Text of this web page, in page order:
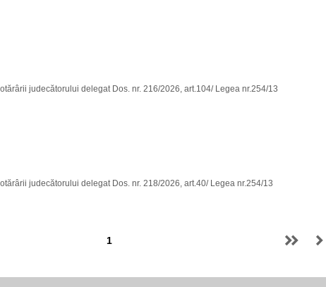
judecătorului delegat Dos. nr. 216/2026, art.104/ Legea nr.254/13
judecătorului delegat Dos. nr. 218/2026, art.40/ Legea nr.254/13